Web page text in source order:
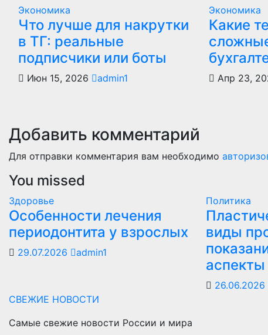
Экономика
Что лучше для накрутки
в ТГ: реальные
подписчики или боты
Июн 15, 2026 admin1
Экономика
Какие
Апр 23,
Добавить комментарий
Для отправки комментария вам необходимо
You missed
Здоровье
Особенности лечения
периодонтита у взрослых
29.07.2026 admin1
Политика
виды
26.06.2026
СВЕЖИЕ НОВОСТИ
Самые свежие новости России и мира